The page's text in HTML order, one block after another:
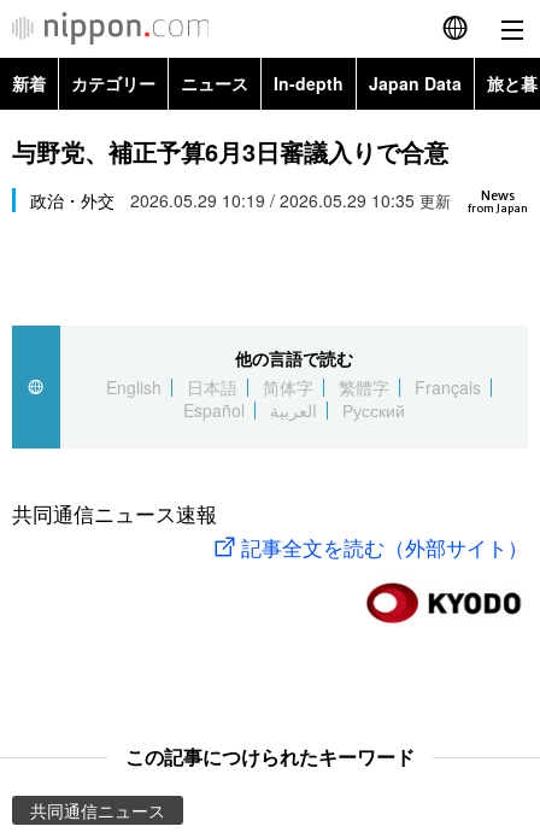
English
简体字
繁體字
العربية
社会
旅と暮らし
新着 カテゴリー ニュース In-depth Japan Data 旅と
政治・外交
経済・ビジネス
社会
文化
科学・技術
暮らし
Topics
Images
お知らせ
与野党、補正予算6月3日審議入りで合意
News
from Japan
政治・外交 2026.05.29 10:19 / 2026.05.29 10:35 更新
他の言語で読む
English
日本語 简体字 繁體字
Français
Español
العربية Русский
共同通信ニュース速報
記事全文を読む（外部サイト）
この記事につけられたキーワード
共同通信ニュース